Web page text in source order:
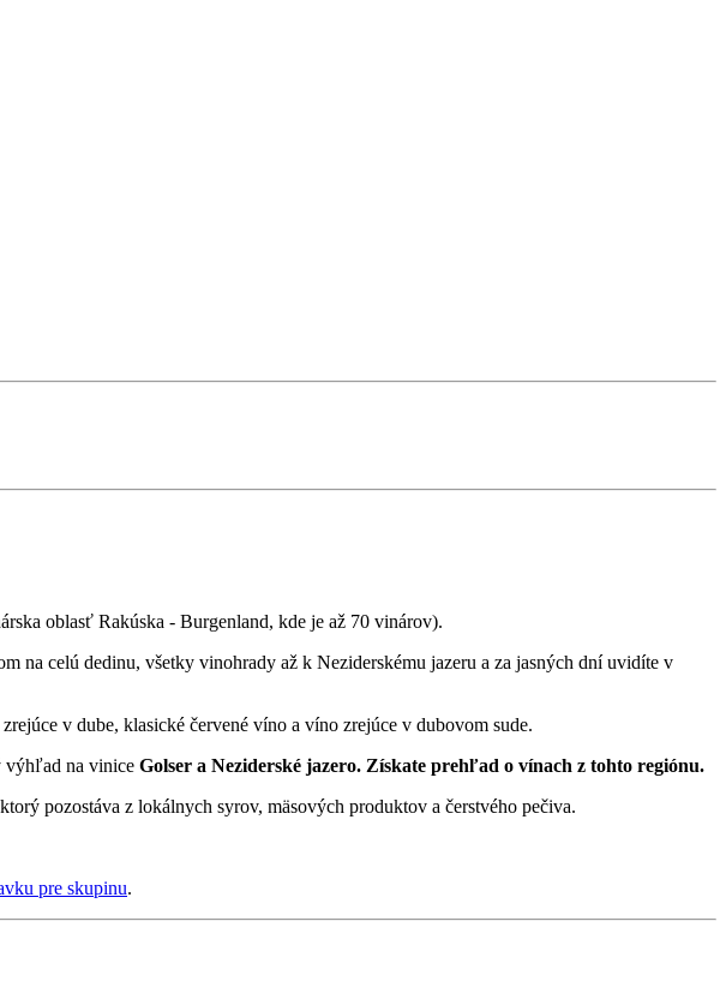
oblasť Rakúska - Burgenland, kde je až 70 vinárov).
na celú dedinu, všetky vinohrady až k Neziderskému jazeru a za jasných dní uvidíte v
v dube, klasické červené víno a víno zrejúce v dubovom sude.
výhľad na vinice Golser a Neziderské jazero. Získate prehľad o vínach z tohto regiónu.
pozostáva z lokálnych syrov, mäsových produktov a čerstvého pečiva.
pre skupinu.